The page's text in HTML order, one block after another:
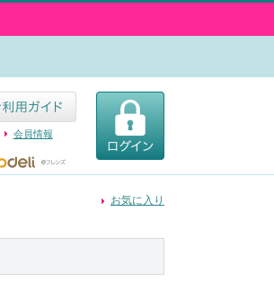
会員情報
お気に入り